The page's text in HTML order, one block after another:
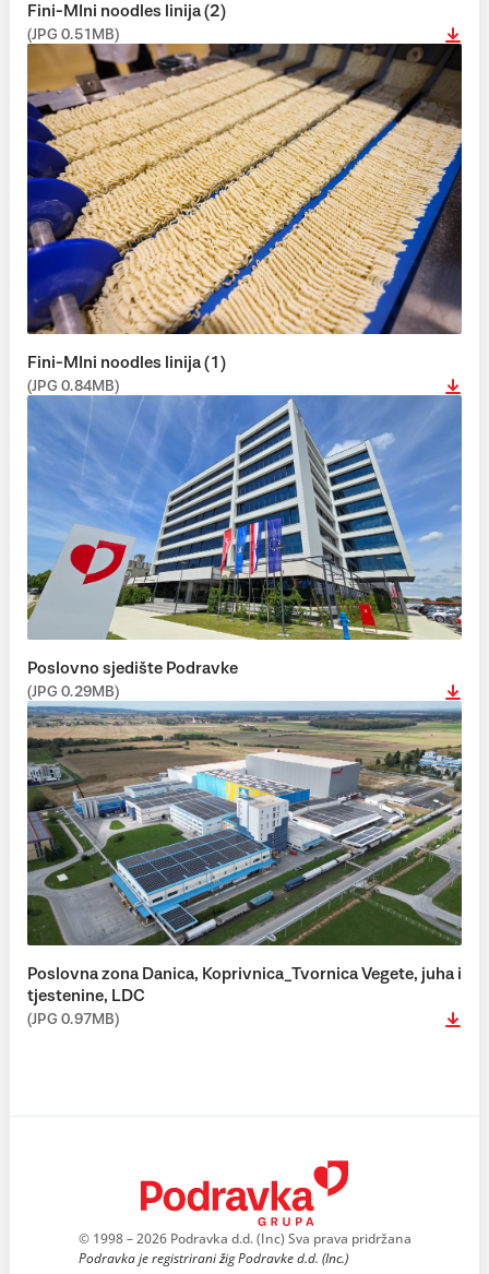
Fini-MIni noodles linija (2)
(JPG 0.51MB)
Fini-MIni noodles linija (1)
(JPG 0.84MB)
Poslovno sjedište Podravke
(JPG 0.29MB)
Poslovna zona Danica, Koprivnica_Tvornica Vegete, juha i
tjestenine, LDC
(JPG 0.97MB)
© 1998 – 2026 Podravka d.d. (Inc) Sva prava pridržana
Podravka je registrirani žig Podravke d.d. (Inc.)